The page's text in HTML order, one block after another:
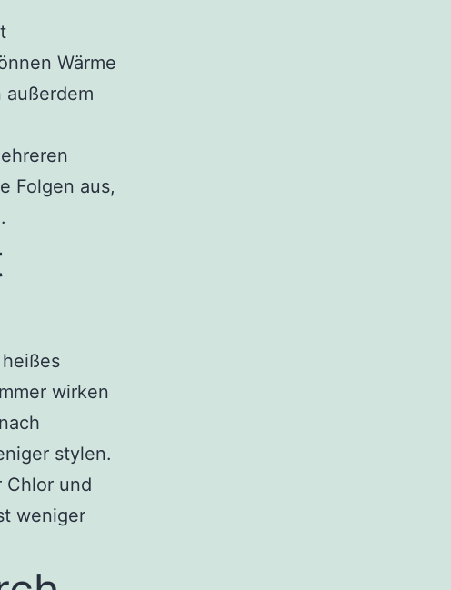
Wärme
Folgen aus,
wirken
stylen.
Chlor und
weniger